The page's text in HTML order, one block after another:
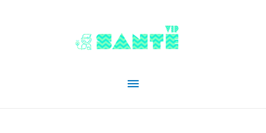
Menu